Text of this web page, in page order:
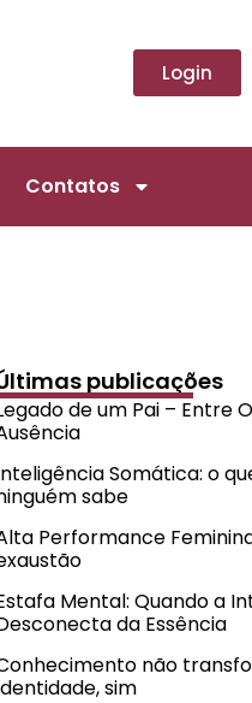
Login
Contatos
publicações
de um Pai – Entre
Somática: o
sabe
Performance
Mental: Quando a
da Essência
não
sim